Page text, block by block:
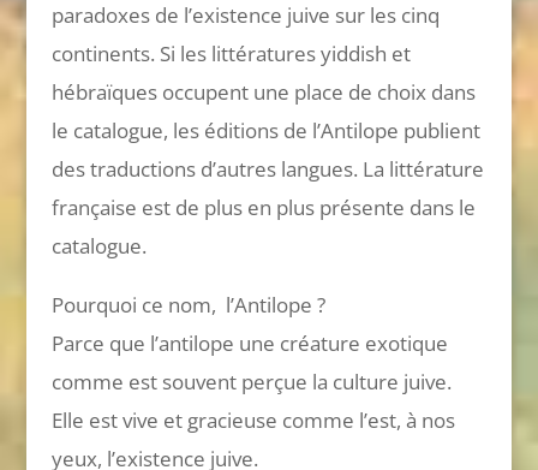
paradoxes de l’existence juive sur les cinq
continents. Si les littératures yiddish et
hébraïques occupent une place de choix dans
le catalogue, les éditions de l’Antilope publient
des traductions d’autres langues. La littérature
française est de plus en plus présente dans le
catalogue.
Pourquoi ce nom, l’Antilope ?
Parce que l’antilope une créature exotique
comme est souvent perçue la culture juive.
Elle est vive et gracieuse comme l’est, à nos
yeux, l’existence juive.